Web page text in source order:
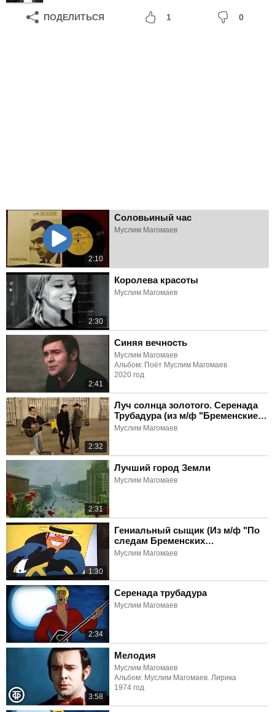
ПОДЕЛИТЬСЯ 1 0
2:10
Соловьиный час
Муслим Магомаев
2:30
Королева красоты
Муслим Магомаев
2:41
Синяя вечность
Муслим Магомаев
Альбом: Поёт Муслим Магомаев
2020 год
2:32
Луч солнца золотого. Серенада
Трубадура (из м/ф "Бременские
музыканты")
Муслим Магомаев
2:31
Лучший город Земли
Муслим Магомаев
1:30
Гениальный сыщик (Из м/ф "По
следам Бременских
музыкантов")
Муслим Магомаев
2:34
Серенада трубадура
Муслим Магомаев
3:58
Мелодия
Муслим Магомаев
Альбом: Муслим Магомаев. Лирика
1974 год